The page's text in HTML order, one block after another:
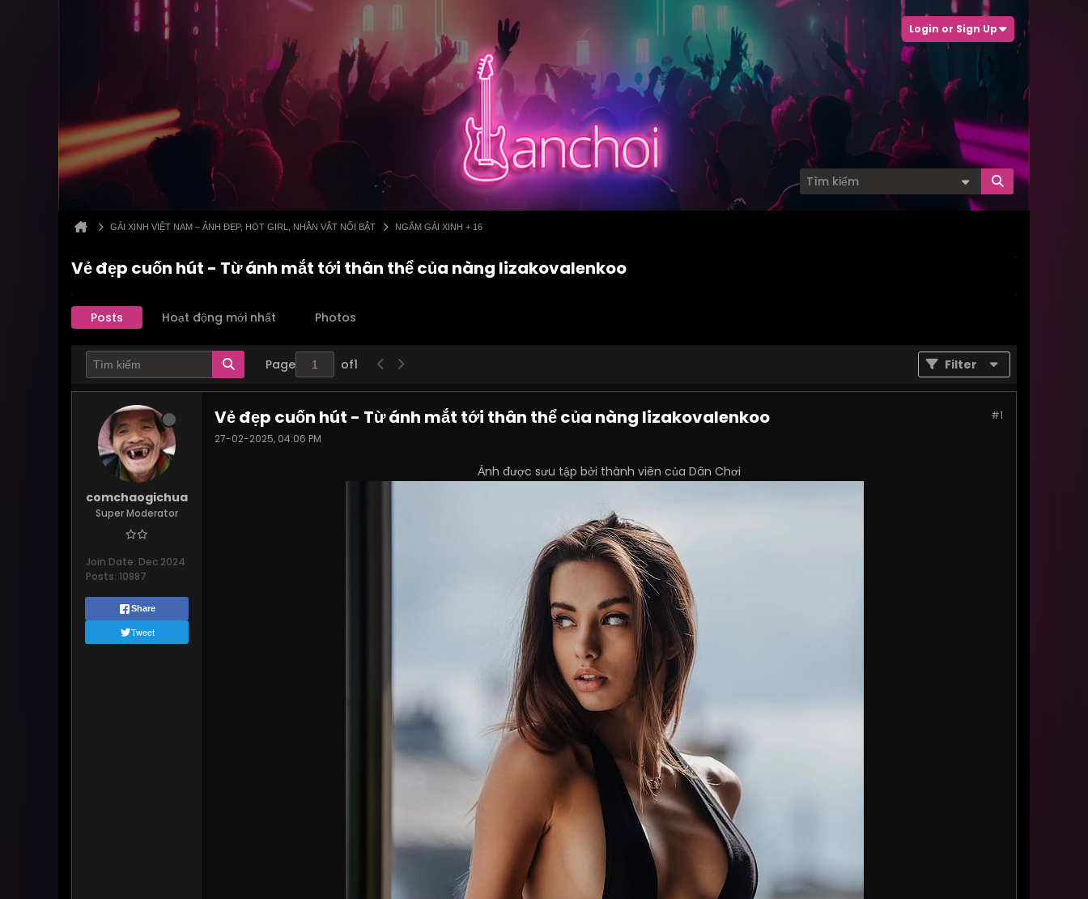
Login or Sign Up
GÁI XINH VIỆT NAM – ẢNH ĐẸP, HOT GIRL, NHÂN VẬT NỔI BẬT NGẮM GÁI XINH + 16
Vẻ đẹp cuốn hút - Từ ánh mắt tới thân thể của nàng lizakovalenkoo
Posts Hoạt động mới nhất Photos
Page of1 Filter
comchaogichua
Super Moderator
Join Date: Dec 2024
Posts: 10887
Share
Tweet
#1
Vẻ đẹp cuốn hút - Từ ánh mắt tới thân thể của nàng lizakovalenkoo
27-02-2025, 04:06 PM
Ảnh được sưu tập bởi thành viên của Dân Chơi